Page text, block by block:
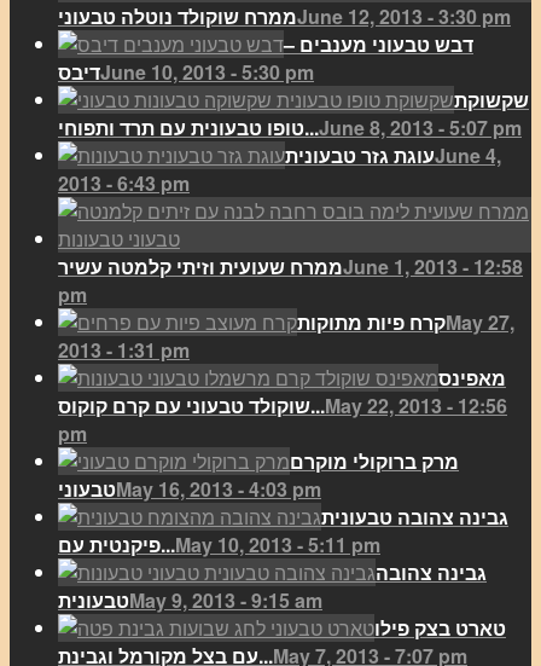
ממרח שוקולד נוטלה טבעוניJune 12, 2013 - 3:30 pm
דבש טבעוני מענבים –
דיבסJune 10, 2013 - 5:30 pm
שקשוקת
טופו טבעונית עם תרד ותפוחי...June 8, 2013 - 5:07 pm
עוגת גזר טבעוניתJune 4,
2013 - 6:43 pm
ממרח שעועית וזיתי קלמטה עשירJune 1, 2013 - 12:58
pm
קרח פיות מתוקותMay 27,
2013 - 1:31 pm
מאפינס
שוקולד טבעוני עם קרם קוקוס...May 22, 2013 - 12:56
pm
מרק ברוקולי מוקרם
טבעוניMay 16, 2013 - 4:03 pm
גבינה צהובה טבעונית
פיקנטית עם...May 10, 2013 - 5:11 pm
גבינה צהובה
טבעוניתMay 9, 2013 - 9:15 am
טארט בצק פילו
עם בצל מקורמל וגבינת...May 7, 2013 - 7:07 pm